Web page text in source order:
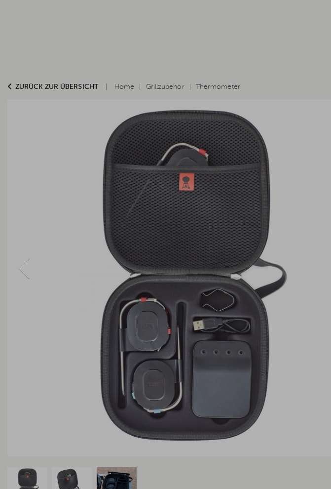
ZURÜCK ZUR ÜBERSICHT Home Grillzubehör Thermometer